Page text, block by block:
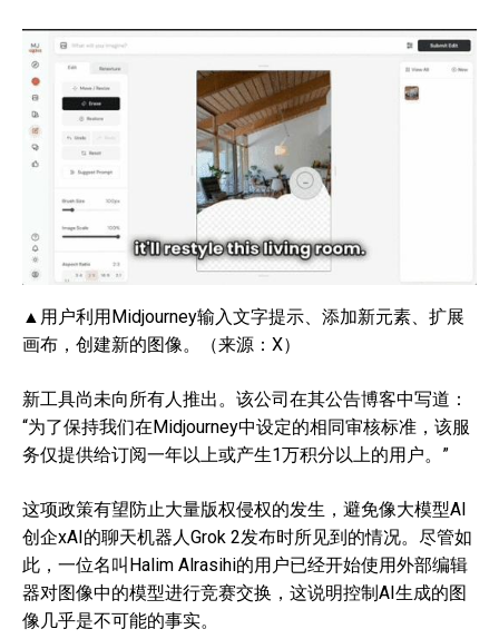
▲用户利用Midjourney输入文字提示、添加新元素、扩展
画布，创建新的图像。（来源：X）
新工具尚未向所有人推出。该公司在其公告博客中写道：
“为了保持我们在Midjourney中设定的相同审核标准，该服
务仅提供给订阅一年以上或产生1万积分以上的用户。”
这项政策有望防止大量版权侵权的发生，避免像大模型AI
创企xAI的聊天机器人Grok 2发布时所见到的情况。尽管如
此，一位名叫Halim Alrasihi的用户已经开始使用外部编辑
器对图像中的模型进行竞赛交换，这说明控制AI生成的图
像几乎是不可能的事实。